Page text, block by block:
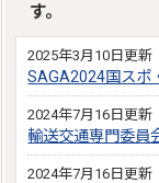
す。
2025年3月10日更新
SAGA2024国スポ
2024年7月16日更新
輸送交通専門委員
2024年7月16日更新